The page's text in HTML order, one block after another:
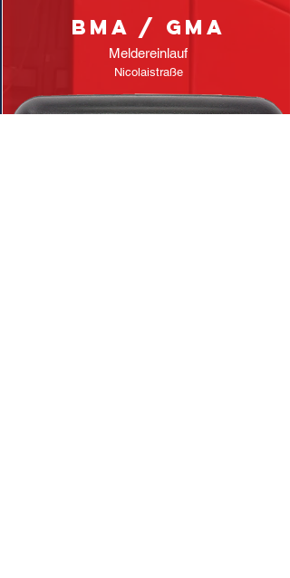
BMA / GMA
Meldereinlauf
Nicolaistraße